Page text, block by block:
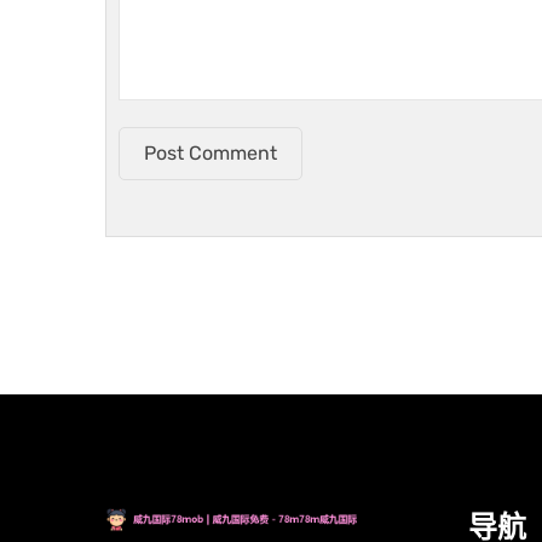
Post Comment
导航